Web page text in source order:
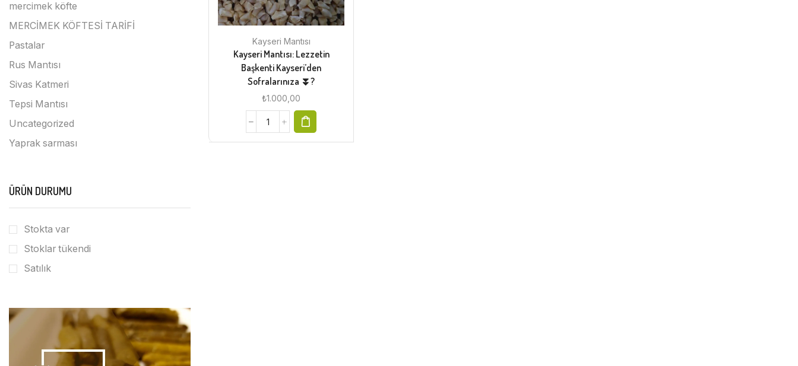
Kayseri Mantısı
Kayseri Mantısı: Lezzetin
Başkenti Kayseri’den
Sofralarınıza ⏬?
₺1.000,00
mercimek köfte
MERCİMEK KÖFTESİ TARİFİ
Pastalar
Rus Mantısı
Sivas Katmeri
Tepsi Mantısı
Uncategorized
Yaprak sarması
ÜRÜN DURUMU
Stokta var
Stoklar tükendi
Satılık